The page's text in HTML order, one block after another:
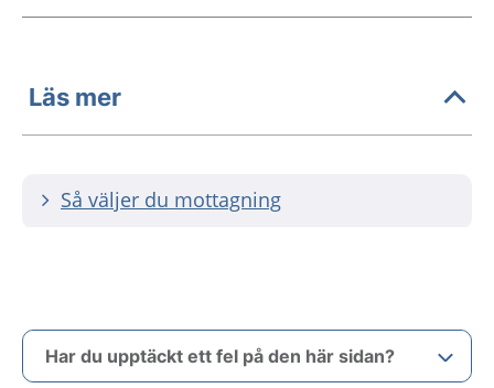
Läs mer
Så väljer du mottagning
Har du upptäckt ett fel på den här sidan?